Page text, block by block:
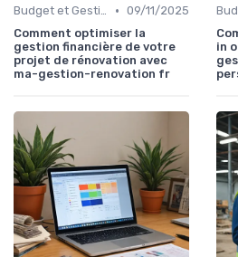
Budget et Gestion des Finances Personnelles • 09/11/2025
Comment optimiser la
gestion financière de votre
projet de rénovation avec
ma-gestion-renovation fr
in